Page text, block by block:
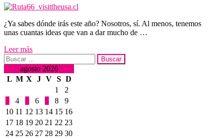
¿Ya sabes dónde irás este año? Nosotros, sí. Al menos, tenemos
unas cuantas ideas que van a dar mucho de …
Leer más
Buscar:
agosto 2026
L M X J V S D
1
2
4 6 8
9
10 11 12 13 14 15 16
17 18 19 20 21 22 23
24 25 26 27 28 29 30